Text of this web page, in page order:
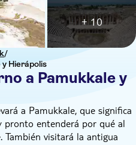
/
y Hierápolis
a Pamukkale y
+ 10
a Pamukkale, que significa
pronto entenderá por qué al
También visitará la antigua